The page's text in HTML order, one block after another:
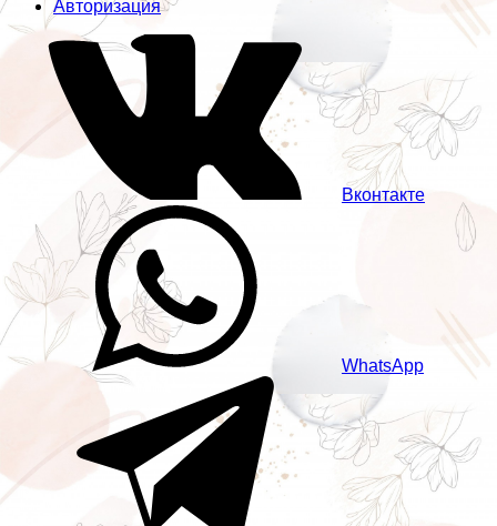
Авторизация
Вконтакте
WhatsApp